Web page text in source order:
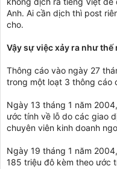
Anh. Ai cần dịch thì post
cho.
Vậy sự việc xảy ra như thế
Thông cáo vào ngày 27
trong một loạt 3 thông cáo
Ngày 13 tháng 1 năm
ước tính về lỗ do các giao
chuyên viên kinh doanh
Ngày 19 tháng 1 năm
185 triệu đô kèm theo ước